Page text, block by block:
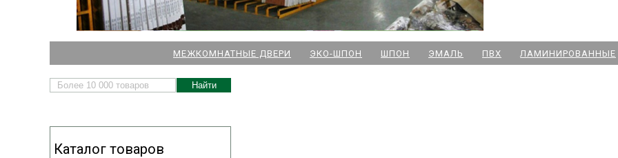
НАШИ МАГАЗИНЫ
ДВЕРЕЙ И ПАРКЕТА
м. Новочеркасская
м. Парк Победы
МЕЖКОМНАТНЫЕ ДВЕРИ ЭКО-ШПОН ШПОН ЭМАЛЬ ПВХ ЛАМИНИРОВАННЫЕ
Каталог товаров